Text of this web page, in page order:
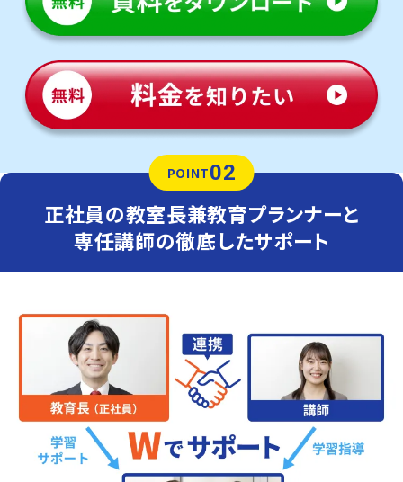
POINT02
正社員の教室長兼教育プランナーと
専任講師の徹底したサポート